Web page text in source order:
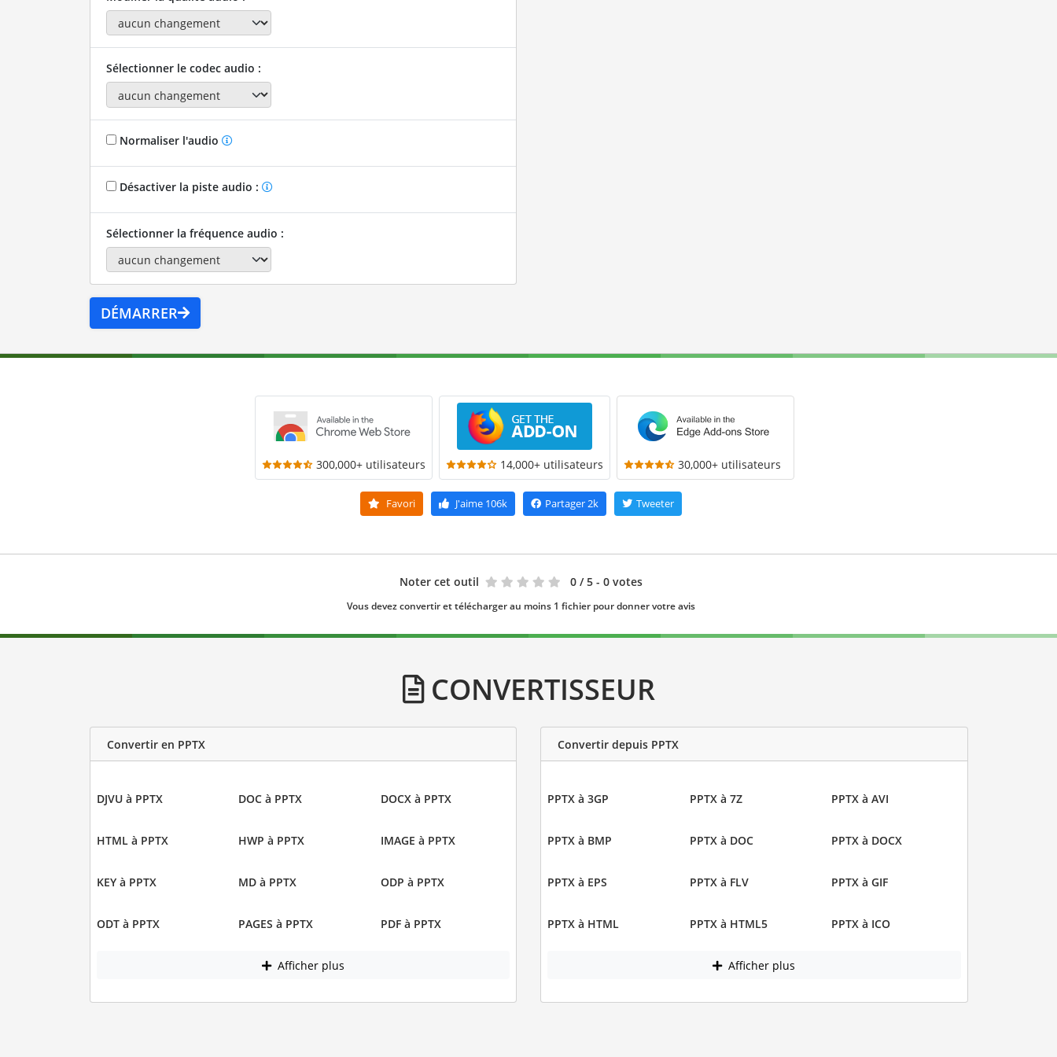
Sélectionner le codec audio :
Normaliser l'audio
Désactiver la piste audio :
Sélectionner la fréquence audio :
DÉMARRER
300,000+ utilisateurs 14,000+ utilisateurs 30,000+ utilisateurs
Favori J'aime106k Partager2k Tweeter
Noter cet outil 0 / 5 - 0 votes
Vous devez convertir et télécharger au moins 1 fichier pour donner votre avis
CONVERTISSEUR
Convertir en PPTX
DJVU à PPTX DOC à PPTX DOCX à PPTX
HTML à PPTX HWP à PPTX IMAGE à PPTX
KEY à PPTX MD à PPTX ODP à PPTX
ODT à PPTX PAGES à PPTX PDF à PPTX
Afficher plus
Convertir depuis PPTX
PPTX à 3GP PPTX à 7Z PPTX à AVI
PPTX à BMP PPTX à DOC PPTX à DOCX
PPTX à EPS PPTX à FLV PPTX à GIF
PPTX à HTML PPTX à HTML5 PPTX à ICO
Afficher plus